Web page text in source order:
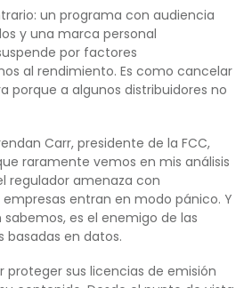
un programa con audiencia
y una marca personal
por factores
al rendimiento. Es como cancelar
porque a algunos distribuidores no
Carr, presidente de la FCC,
raramente vemos en mis análisis
regulador amenaza con
empresas entran en modo pánico. Y
es el enemigo de las
basadas en datos.
proteger sus licencias de emisión